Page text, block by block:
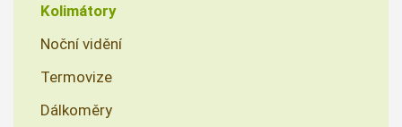
Kolimátory
Noční vidění
Termovize
Dálkoměry